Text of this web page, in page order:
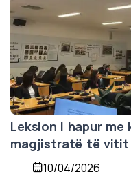
Leksion i hapur
magjistratë të
10/04/2026